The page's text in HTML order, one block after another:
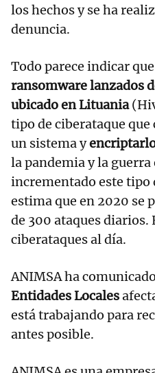
los hechos y se ha
denuncia.
Todo parece indicar
ransomware lanzados
ubicado en Lituania
tipo de ciberataque
un sistema y
la pandemia y la guerra
incrementado este tipo
estima que en 2020 se
de 300 ataques
ciberataques al día.
ANIMSA ha
Entidades Locales
está trabajando para
antes posible.